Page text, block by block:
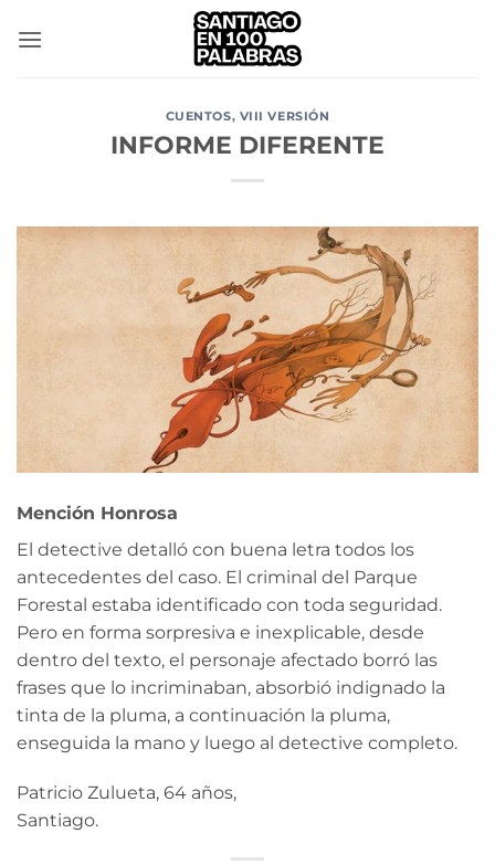
CUENTOS, VIII VERSIÓN
INFORME DIFERENTE
Mención Honrosa
El detective detalló con buena letra todos los
antecedentes del caso. El criminal del Parque
Forestal estaba identificado con toda seguridad.
Pero en forma sorpresiva e inexplicable, desde
dentro del texto, el personaje afectado borró las
frases que lo incriminaban, absorbió indignado la
tinta de la pluma, a continuación la pluma,
enseguida la mano y luego al detective completo.
Patricio Zulueta, 64 años,
Santiago.